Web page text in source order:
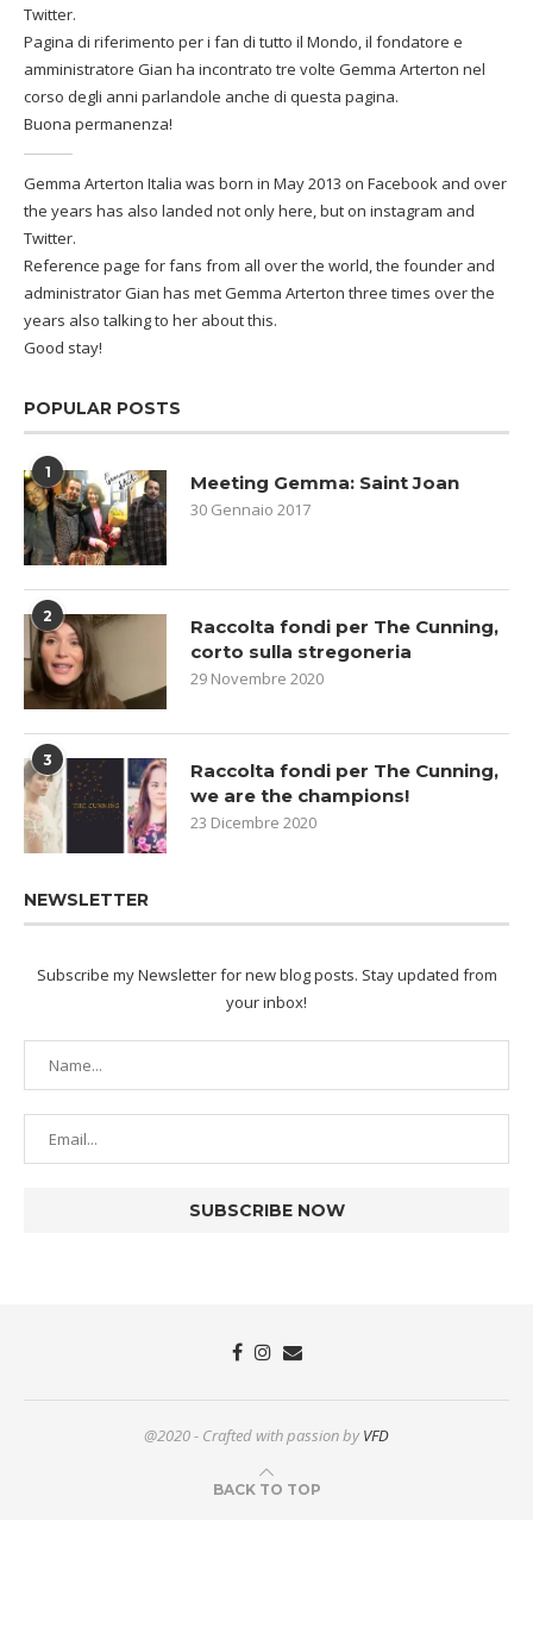
Twitter.
Pagina di riferimento per i fan di tutto il Mondo, il fondatore e
amministratore Gian ha incontrato tre volte Gemma Arterton nel
corso degli anni parlandole anche di questa pagina.
Buona permanenza!
Gemma Arterton Italia was born in May 2013 on Facebook and over
the years has also landed not only here, but on instagram and
Twitter.
Reference page for fans from all over the world, the founder and
administrator Gian has met Gemma Arterton three times over the
years also talking to her about this.
Good stay!
POPULAR POSTS
1 Meeting Gemma: Saint Joan
30 Gennaio 2017
2
Raccolta fondi per The Cunning,
corto sulla stregoneria
29 Novembre 2020
3
Raccolta fondi per The Cunning,
we are the champions!
23 Dicembre 2020
NEWSLETTER
Subscribe my Newsletter for new blog posts. Stay updated from
your inbox!
@2020 - Crafted with passion byVFD
BACK TO TOP